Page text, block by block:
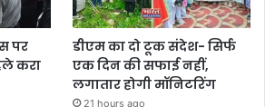
पर
करा
डीएम का दो टूक संदेश- सिर्फ
एक दिन की सफाई नहीं,
लगातार होगी मॉनिटरिंग
21 hours ago